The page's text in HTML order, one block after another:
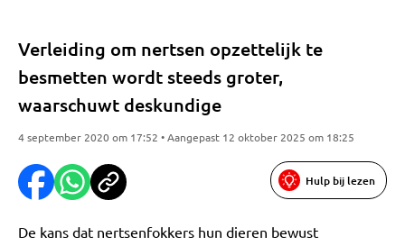
Verleiding om nertsen opzettelijk te
besmetten wordt steeds groter,
waarschuwt deskundige
4 september 2020 om 17:52 • Aangepast 12 oktober 2025 om 18:25
Hulp bij lezen
De kans dat nertsenfokkers hun dieren bewust